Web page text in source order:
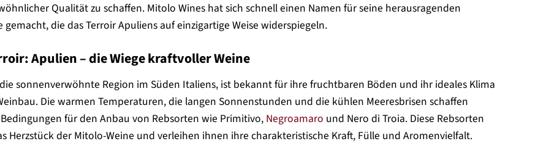
Qualität zu schaffen. Mitolo Wines hat sich schnell einen Namen für seine herausragenden
gemacht, die das Terroir Apuliens auf einzigartige Weise widerspiegeln.
Apulien – die Wiege kraftvoller Weine
sonnenverwöhnte Region im Süden Italiens, ist bekannt für ihre fruchtbaren Böden und ihr ideales Klima
Die warmen Temperaturen, die langen Sonnenstunden und die kühlen Meeresbrisen schaffen
für den Anbau von Rebsorten wie Primitivo,Negroamaro und Nero di Troia. Diese Rebsorten
Herzstück der Mitolo-Weine und verleihen ihnen ihre charakteristische Kraft, Fülle und Aromenvielfalt.